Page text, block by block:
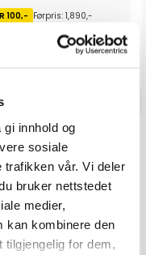
innhold og
sosiale
trafikken vår. Vi deler
bruker nettstedet
medier,
kan kombinere den
for dem,
100,- Førpris: 1,890,-